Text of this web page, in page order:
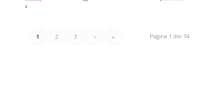
Pagina 1 din 74
1 2 3 › »